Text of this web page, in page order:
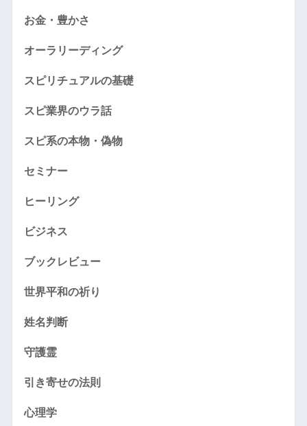
お金・豊かさ
オーラリーディング
スピリチュアルの基礎
スピ業界のウラ話
スピ系の本物・偽物
セミナー
ヒーリング
ビジネス
ブックレビュー
世界平和の祈り
姓名判断
守護霊
引き寄せの法則
心理学